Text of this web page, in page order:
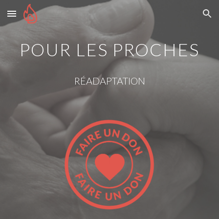
Skip to main content Skip to navigation
POUR LES PROCHES
RÉADAPTATION